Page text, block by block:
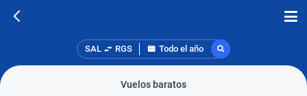
SAL RGS Todo el año
Vuelos baratos